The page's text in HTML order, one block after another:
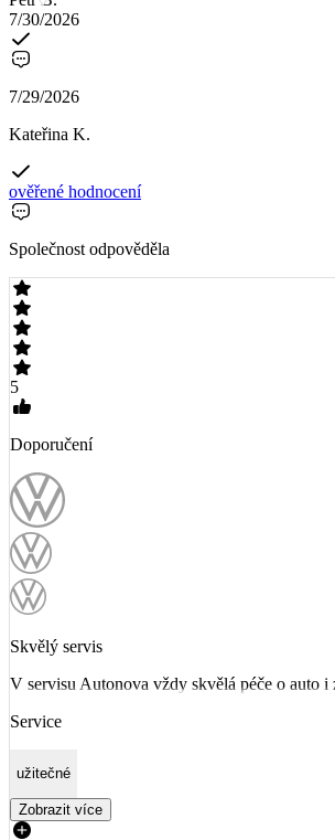
7/30/2026
7/29/2026
Kateřina K.
ověřené hodnocení
Společnost odpověděla
5
Doporučení
Skvělý servis
V servisu Autonova vždy skvělá péče o auto i
Service
užitečné
Zobrazit více